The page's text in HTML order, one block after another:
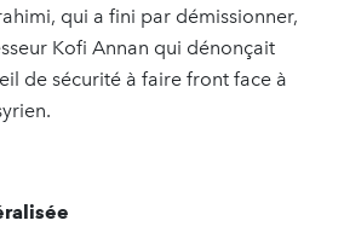
qui a fini par démissionner,
Kofi Annan qui dénonçait
de sécurité à faire front face à